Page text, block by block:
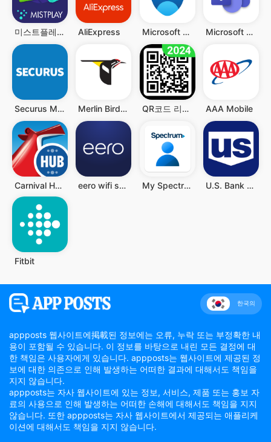
미스트플레이 – 게임 플레이하고 리워드까지 받으세요 AliExpress Microsoft Authenticator Microsoft Teams
Securus Mobile Merlin Bird ID by Cornell Lab QR코드 리더 - QR과 바코드 스캐너, QR 스캐너 AAA Mobile
Carnival HUB eero wifi system My Spectrum U.S. Bank Mobile Banking
Fitbit
한국의
appposts 웹사이트에掲載된 정보에는 오류, 누락 또는 부정확한 내
용이 포함될 수 있습니다. 이 정보를 바탕으로 내린 모든 결정에 대
한 책임은 사용자에게 있습니다. appposts는 웹사이트에 제공된 정
보에 대한 의존으로 인해 발생하는 어떠한 결과에 대해서도 책임을
지지 않습니다.
appposts는 자사 웹사이트에 있는 정보, 서비스, 제품 또는 홍보 자
료의 사용으로 인해 발생하는 어떠한 손해에 대해서도 책임을 지지
않습니다. 또한 appposts는 자사 웹사이트에서 제공되는 애플리케
이션에 대해서도 책임을 지지 않습니다.